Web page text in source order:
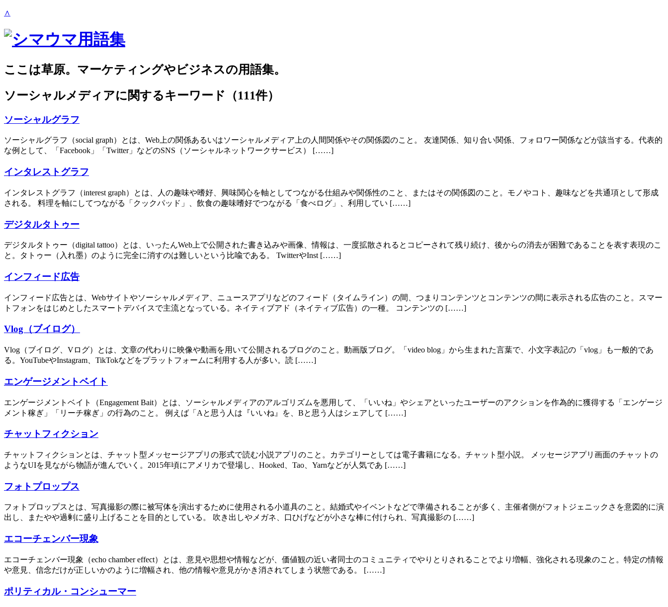
∧
ここは草原。マーケティングやビジネスの用語集。
ソーシャルメディアに関するキーワード（111件）
ソーシャルグラフ
ソーシャルグラフ（social graph）とは、Web上の関係あるいはソーシャルメディア上の人間関係やその関係図のこと。 友達関係、知り合い関係、フォロワー関係などが該当する。代表的
な例として、「Facebook」「Twitter」などのSNS（ソーシャルネットワークサービス） [……]
インタレストグラフ
インタレストグラフ（interest graph）とは、人の趣味や嗜好、興味関心を軸としてつながる仕組みや関係性のこと、またはその関係図のこと。モノやコト、趣味などを共通項として形成
される。 料理を軸にしてつながる「クックパッド」、飲食の趣味嗜好でつながる「食べログ」、利用してい [……]
デジタルタトゥー
デジタルタトゥー（digital tattoo）とは、いったんWeb上で公開された書き込みや画像、情報は、一度拡散されるとコピーされて残り続け、後からの消去が困難であることを表す表現のこ
と。タトゥー（入れ墨）のように完全に消すのは難しいという比喩である。 TwitterやInst [……]
インフィード広告
インフィード広告とは、Webサイトやソーシャルメディア、ニュースアプリなどのフィード（タイムライン）の間、つまりコンテンツとコンテンツの間に表示される広告のこと。スマー
トフォンをはじめとしたスマートデバイスで主流となっている。ネイティブアド（ネイティブ広告）の一種。 コンテンツの [……]
Vlog（ブイログ）
Vlog（ブイログ、Vログ）とは、文章の代わりに映像や動画を用いて公開されるブログのこと。動画版ブログ。「video blog」から生まれた言葉で、小文字表記の「vlog」も一般的であ
る。YouTubeやInstagram、TikTokなどをプラットフォームに利用する人が多い。読 [……]
エンゲージメントベイト
エンゲージメントベイト（Engagement Bait）とは、ソーシャルメディアのアルゴリズムを悪用して、「いいね」やシェアといったユーザーのアクションを作為的に獲得する「エンゲージ
メント稼ぎ」「リーチ稼ぎ」の行為のこと。 例えば「Aと思う人は『いいね』を、Bと思う人はシェアして [……]
チャットフィクション
チャットフィクションとは、チャット型メッセージアプリの形式で読む小説アプリのこと。カテゴリーとしては電子書籍になる。チャット型小説。 メッセージアプリ画面のチャットの
ようなUIを見ながら物語が進んでいく。2015年頃にアメリカで登場し、Hooked、Tao、Yarnなどが人気であ [……]
フォトプロップス
フォトプロップスとは、写真撮影の際に被写体を演出するために使用される小道具のこと。結婚式やイベントなどで準備されることが多く、主催者側がフォトジェニックさを意図的に演
出し、またやや過剰に盛り上げることを目的としている。 吹き出しやメガネ、口ひげなどが小さな棒に付けられ、写真撮影の [……]
エコーチェンバー現象
エコーチェンバー現象（echo chamber effect）とは、意見や思想や情報などが、価値観の近い者同士のコミュニティでやりとりされることでより増幅、強化される現象のこと。特定の情報
や意見、信念だけが正しいかのように増幅され、他の情報や意見がかき消されてしまう状態である。 [……]
ポリティカル・コンシューマー